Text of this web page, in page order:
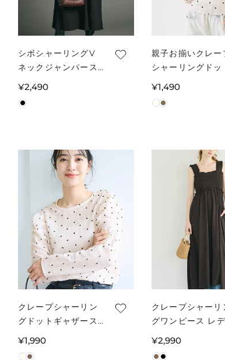
シボシャーリングV
ネックジャンパース
カート レディース
メール便不可
通
常
¥2,490
親子お揃いクレー
シャーリングドッ
トップス キッズ メ
ール便可
通
常
¥1,490
クレープシャーリン
グドットギャザース
ィース メール便不可
通
常
¥1,990
クレープシャーリ
グワンピース レデ
通
常
¥2,990